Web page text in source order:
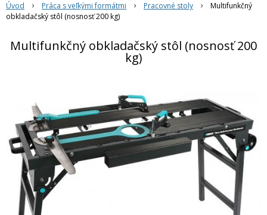
Úvod Práca s veľkými formátmi Pracovné stoly
Multifunkčný
obkladačský stôl (nosnosť 200 kg)
Multifunkčný obkladačský stôl (nosnosť 200
kg)